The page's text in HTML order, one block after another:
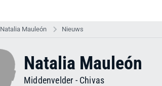
Natalia Mauleón Nieuws
Natalia Mauleón
Middenvelder - Chivas